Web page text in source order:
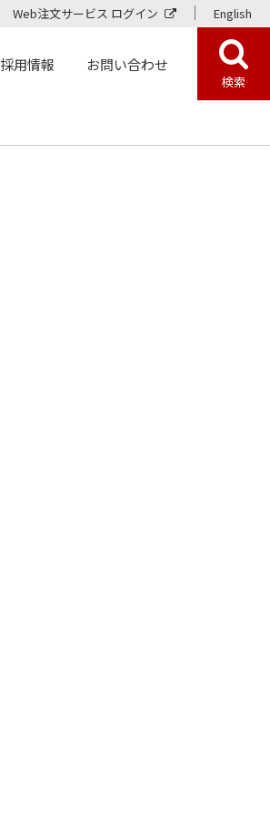
Web注文サービス ログイン English
採用情報 お問い合わせ
検索